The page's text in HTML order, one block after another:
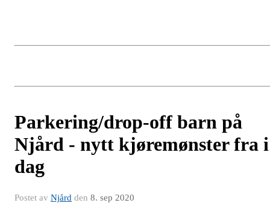
Parkering/drop-off barn på
Njård - nytt kjøremønster fra i
dag
Postet av Njård den 8. sep 2020